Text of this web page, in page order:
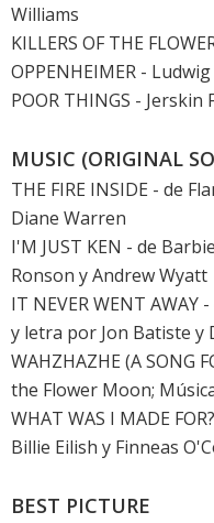
Williams
KILLERS OF THE
OPPENHEIMER -
POOR THINGS - Jerskin
MUSIC (ORIGINAL
THE FIRE INSIDE - de
Diane Warren
I'M JUST KEN - de Barbie
Ronson y Andrew Wyatt
IT NEVER WENT AWAY
y letra por Jon Batiste y
WAHZHAZHE (A SONG
the Flower Moon;
WHAT WAS I MADE FOR?
Billie Eilish y Finneas
BEST PICTURE